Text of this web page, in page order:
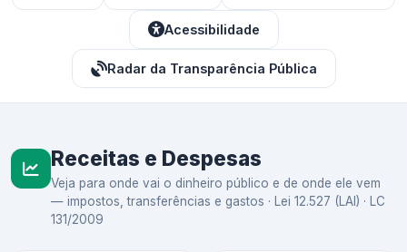
Acessibilidade
Radar da Transparência Pública
Receitas e Despesas
Veja para onde vai o dinheiro público e de onde ele vem
— impostos, transferências e gastos · Lei 12.527 (LAI) · LC
131/2009